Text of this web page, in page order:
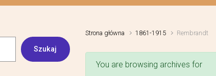
Strona główna 1861-1915 Rembrandt
You are browsing archives for
Szukaj